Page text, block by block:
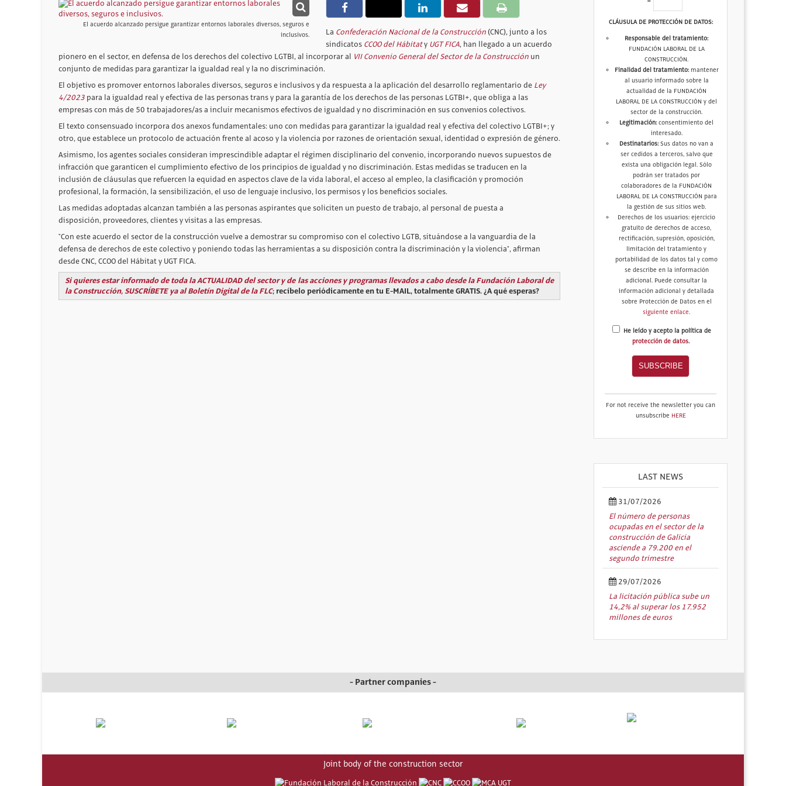
El acuerdo alcanzado persigue garantizar entornos laborales diversos, seguros e
inclusivos.
La Confederación Nacional de la Construcción (CNC), junto a los
sindicatos CCOO del Hábitaty UGT FICA, han llegado a un acuerdo
pionero en el sector, en defensa de los derechos del colectivo LGTBI, al incorporar al
VII Convenio General del Sector de la Construcción un
conjunto de medidas para garantizar la igualdad real y la no discriminación.
El objetivo es promover entornos laborales diversos, seguros e inclusivos y da respuesta a la aplicación del desarrollo reglamentario de Ley
4/2023 para la igualdad real y efectiva de las personas trans y para la garantía de los derechos de las personas LGTBI+, que obliga a las
empresas con más de 50 trabajadores/as a incluir mecanismos efectivos de igualdad y no discriminación en sus convenios colectivos.
El texto consensuado incorpora dos anexos fundamentales: uno con medidas para garantizar la igualdad real y efectiva del colectivo LGTBI+; y
otro, que establece un protocolo de actuación frente al acoso y la violencia por razones de orientación sexual, identidad o expresión de género.
Asimismo, los agentes sociales consideran imprescindible adaptar el régimen disciplinario del convenio, incorporando nuevos supuestos de
infracción que garanticen el cumplimiento efectivo de los principios de igualdad y no discriminación. Estas medidas se traducen en la
inclusión de cláusulas que refuercen la equidad en aspectos clave de la vida laboral, el acceso al empleo, la clasificación y promoción
profesional, la formación, la sensibilización, el uso de lenguaje inclusivo, los permisos y los beneficios sociales.
Las medidas adoptadas alcanzan también a las personas aspirantes que soliciten un puesto de trabajo, al personal de puesta a
disposición, proveedores, clientes y visitas a las empresas.
"Con este acuerdo el sector de la construcción vuelve a demostrar su compromiso con el colectivo LGTB, situándose a la vanguardia de la
defensa de derechos de este colectivo y poniendo todas las herramientas a su disposición contra la discriminación y la violencia", afirman
desde CNC, CCOO del Hábitat y UGT FICA.
Si quieres estar informado de toda la ACTUALIDAD del sector y de las acciones y programas llevados a cabo desde la Fundación Laboral de
la Construcción, SUSCRÍBETE ya al Boletín Digital de la FLC; recíbelo periódicamente en tu E-MAIL, totalmente GRATIS. ¿A qué esperas?
CLÁUSULA DE PROTECCIÓN DE DATOS:
Responsable del tratamiento:
FUNDACIÓN LABORAL DE LA
CONSTRUCCIÓN.
Finalidad del tratamiento:mantener
al usuario informado sobre la
actualidad de la FUNDACIÓN
LABORAL DE LA CONSTRUCCIÓN y del
sector de la construcción.
Legitimación:consentimiento del
interesado.
Destinatarios:Sus datos no van a
ser cedidos a terceros, salvo que
exista una obligación legal. Sólo
podrán ser tratados por
colaboradores de la FUNDACIÓN
LABORAL DE LA CONSTRUCCIÓN para
la gestión de sus sitios web.
Derechos de los usuarios: ejercicio
gratuito de derechos de acceso,
rectificación, supresión, oposición,
limitación del tratamiento y
portabilidad de los datos tal y como
se describe en la información
adicional. Puede consultar la
información adicional y detallada
sobre Protección de Datos en el
siguiente enlace.
He leído y acepto la política de
protección de datos.
For not receive the newsletter you can
unsubscribe HERE
LAST NEWS
31/07/2026
El número de personas
ocupadas en el sector de la
construcción de Galicia
asciende a 79.200 en el
segundo trimestre
29/07/2026
La licitación pública sube un
14,2% al superar los 17.952
millones de euros
- Partner companies -
Joint body of the construction sector